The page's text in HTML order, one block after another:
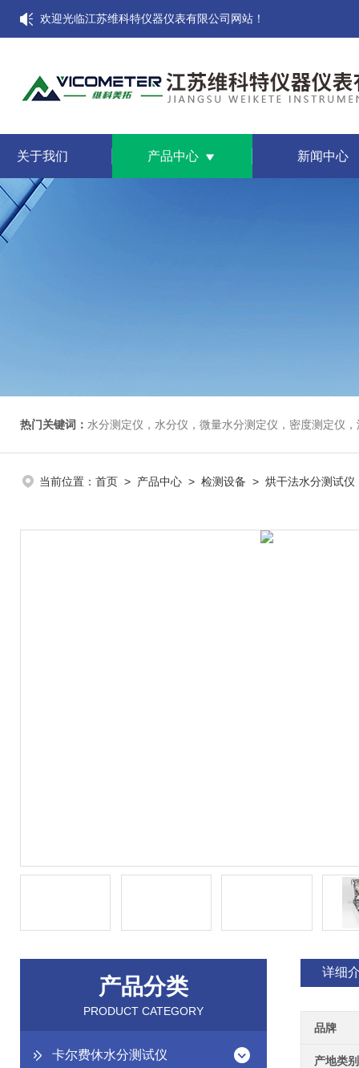
欢迎光临江苏维科特仪器仪表有限公司网站！
关于我们 产品中心 新闻中心
热门关键词： 水分测定仪，水分仪，微量水分测定仪，密度测定仪
当前位置： 首页 > 产品中心 > 检测设备 > 烘干法水分测试仪
产品分类
PRODUCT CATEGORY
卡尔费休水分测试仪
详细
品牌
产地类别